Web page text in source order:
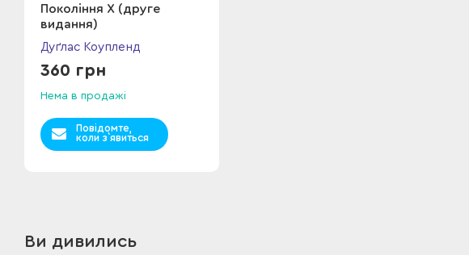
Покоління Х (друге
видання)
Дуґлас Коупленд
360 грн
Нема в продажі
Повідомте,
коли з`явиться
Ви дивились